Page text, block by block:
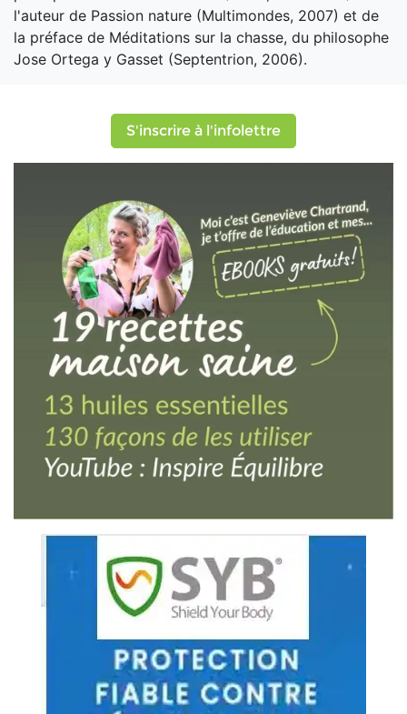
l'auteur de Passion nature (Multimondes, 2007) et de
la préface de Méditations sur la chasse, du philosophe
Jose Ortega y Gasset (Septentrion, 2006).
S'inscrire à l'infolettre